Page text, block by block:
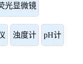
光显微镜
浊度计 pH计